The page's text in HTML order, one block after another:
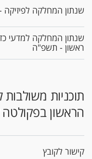
שנתון המחלקה
שנתון המחלקה למדעי
ראשון - תשפ"ה
​תוכניות
הראשון
קישור לקובץ